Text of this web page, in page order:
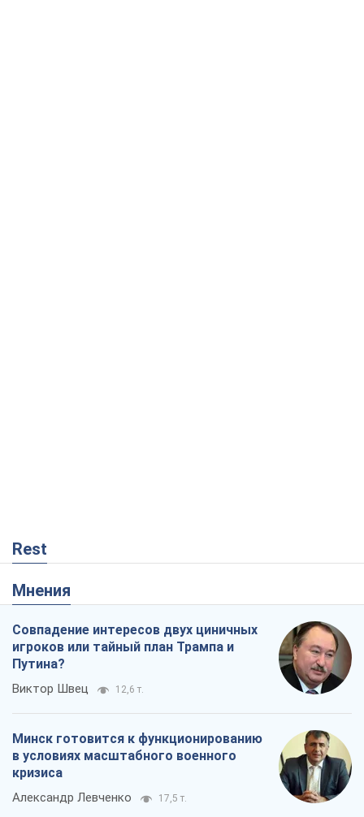
Rest
Мнения
Совпадение интересов двух циничных
игроков или тайный план Трампа и
Путина?
Виктор Швец 12,6 т.
Минск готовится к функционированию
в условиях масштабного военного
кризиса
Александр Левченко 17,5 т.